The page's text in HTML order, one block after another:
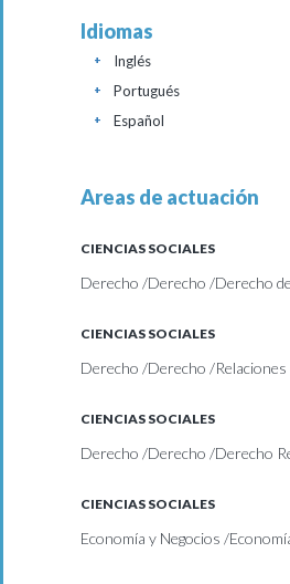
Idiomas
Inglés
+
Portugués
+
Español
+
Areas de actuación
CIENCIAS SOCIALES
Derecho /Derecho /Derecho
CIENCIAS SOCIALES
Derecho /Derecho /
CIENCIAS SOCIALES
Derecho /Derecho /Derecho
CIENCIAS SOCIALES
Economía y Negocios /